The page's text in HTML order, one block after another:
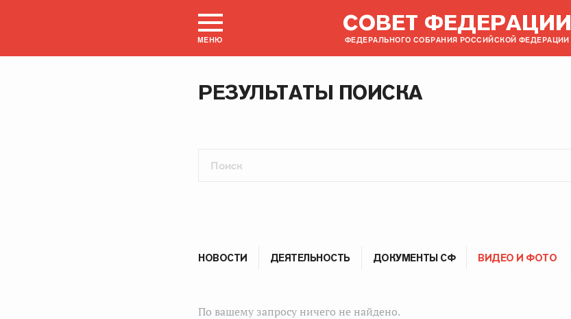
МЕНЮ
СОВЕТ ФЕДЕРАЦИИ
ФЕДЕРАЛЬНОГО СОБРАНИЯ РОССИЙСКОЙ ФЕДЕРАЦИИ
РЕЗУЛЬТАТЫ ПОИСКА
НОВОСТИ ДЕЯТЕЛЬНОСТЬ ДОКУМЕНТЫ СФ ВИДЕО И ФОТО
По вашему запросу ничего не найдено.